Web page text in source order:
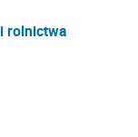
rolnictwa